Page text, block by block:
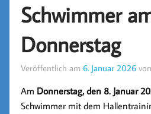
Schwimmer
Donnerstag
Veröffentlich am 6. Januar 2026 von
Am Donnerstag, den 8. Januar
Schwimmer mit dem